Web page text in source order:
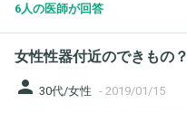
6人の医師が回答
女性性器付近のできもの？
person 30代/女性 - 2019/01/15